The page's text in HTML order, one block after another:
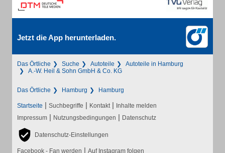
Jetzt die App herunterladen.
Das Örtliche Suche Autoteile
Autoteile in Hamburg
A.-W. Heil & Sohn GmbH & Co. KG
Das Örtliche Hamburg Hamburg
Startseite | Suchbegriffe | Kontakt | Inhalte melden
Impressum | Nutzungsbedingungen | Datenschutz
Datenschutz-Einstellungen
Facebook - Fan werden | Auf Instagram folgen